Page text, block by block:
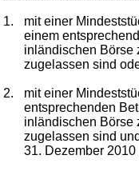
1.
mit einer
einem
inländischen Börse
zugelassen sind
2.
mit einer
entsprechenden
inländischen Börse
zugelassen sind
31. Dezember